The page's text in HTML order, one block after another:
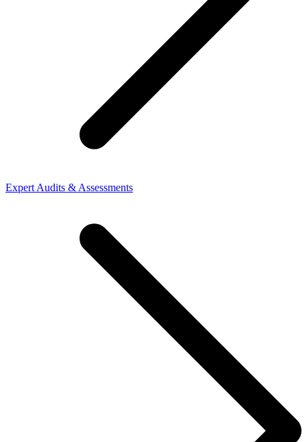
Expert Audits & Assessments